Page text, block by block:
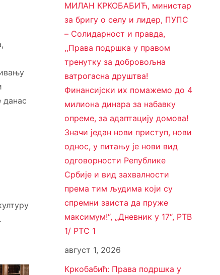
данас
МИЛАН КРКОБАБИЋ, министар
за бригу о селу и лидер, ПУПС
– Солидарност и правда,
,,Права подршка у правом
тренутку за добровољна
ватрогасна друштва!
Финансијски их помажемо до 4
милиона динара за набавку
опреме, за адаптацију домова!
Значи један нови приступ, нови
однос, у питању је нови вид
одговорности Републике
Србије и вид захвалности
према тим људима који су
спремни заиста да пруже
максимум!“, „Дневник у 17“, РТВ
1/ РТС 1
август 1, 2026
Кркобабић: Права подршка у